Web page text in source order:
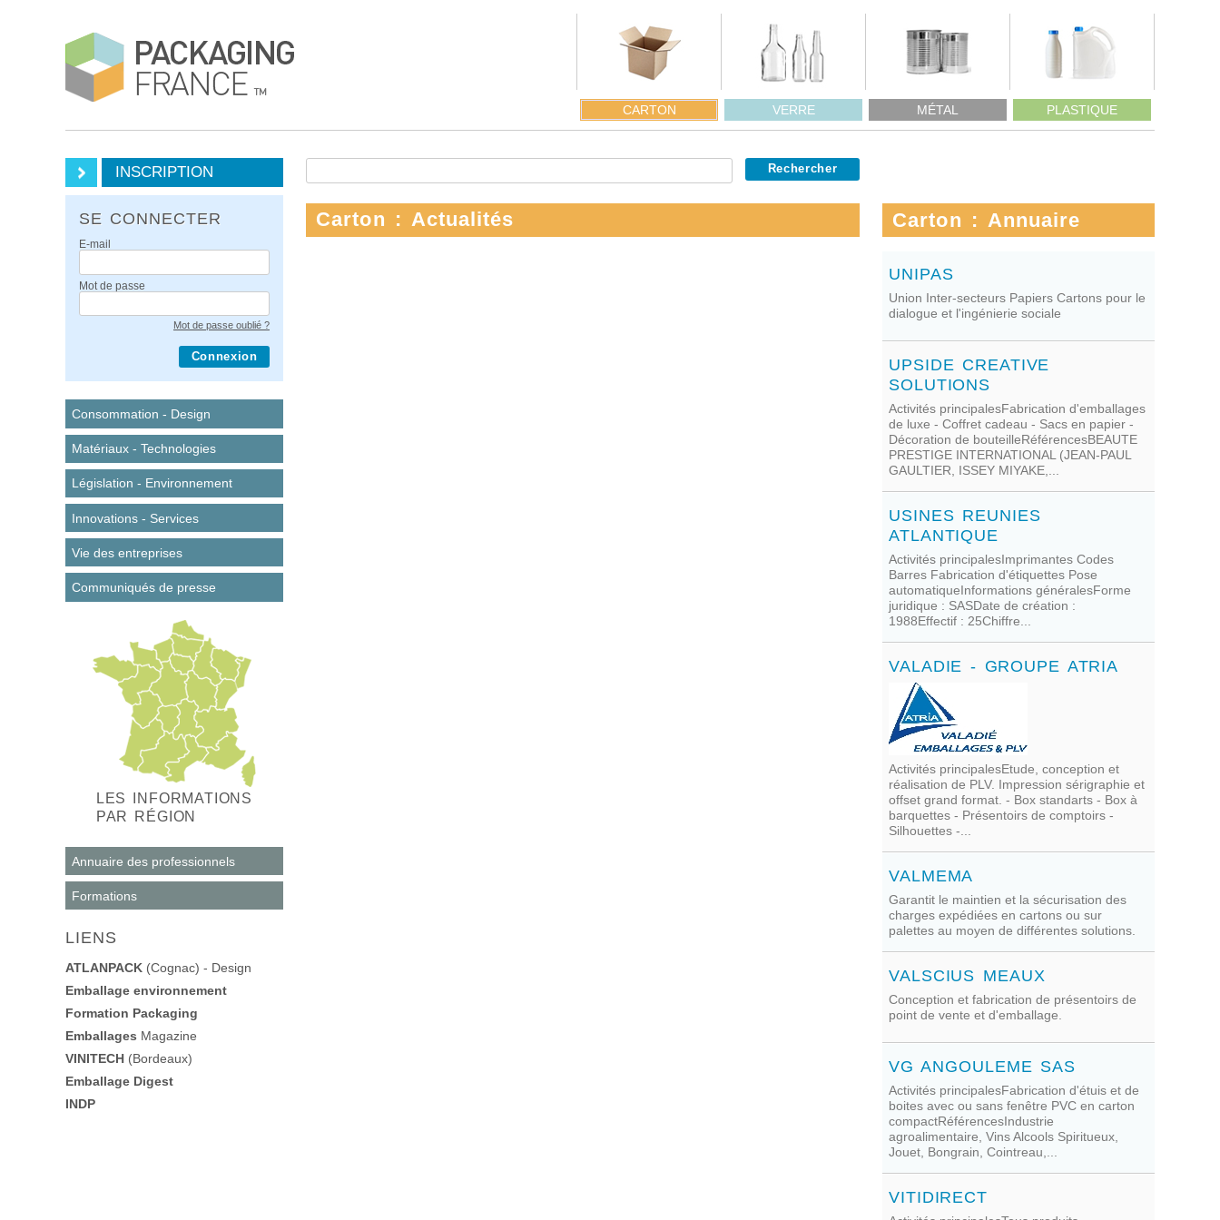
CARTON VERRE MÉTAL PLASTIQUE
INSCRIPTION
SE CONNECTER
E-mail
Mot de passe
Mot de passe oublié ?
Connexion
Consommation - Design
Matériaux - Technologies
Législation - Environnement
Innovations - Services
Vie des entreprises
Communiqués de presse
LES INFORMATIONS
PAR RÉGION
Annuaire des professionnels
Formations
LIENS
ATLANPACK (Cognac) - Design
Emballage environnement
Formation Packaging
Emballages Magazine
VINITECH (Bordeaux)
Emballage Digest
INDP
Carton : Actualités Carton : Annuaire
UNIPAS
Union Inter-secteurs Papiers Cartons pour le
dialogue et l'ingénierie sociale
UPSIDE CREATIVE
SOLUTIONS
Activités principalesFabrication d'emballages
de luxe - Coffret cadeau - Sacs en papier -
Décoration de bouteilleRéférencesBEAUTE
PRESTIGE INTERNATIONAL (JEAN-PAUL
GAULTIER, ISSEY MIYAKE,...
USINES REUNIES
ATLANTIQUE
Activités principalesImprimantes Codes
Barres Fabrication d'étiquettes Pose
automatiqueInformations généralesForme
juridique : SASDate de création :
1988Effectif : 25Chiffre...
VALADIE - GROUPE ATRIA
Activités principalesEtude, conception et
réalisation de PLV. Impression sérigraphie et
offset grand format. - Box standarts - Box à
barquettes - Présentoirs de comptoirs -
Silhouettes -...
VALMEMA
Garantit le maintien et la sécurisation des
charges expédiées en cartons ou sur
palettes au moyen de différentes solutions.
VALSCIUS MEAUX
Conception et fabrication de présentoirs de
point de vente et d'emballage.
VG ANGOULEME SAS
Activités principalesFabrication d'étuis et de
boites avec ou sans fenêtre PVC en carton
compactRéférencesIndustrie
agroalimentaire, Vins Alcools Spiritueux,
Jouet, Bongrain, Cointreau,...
VITIDIRECT